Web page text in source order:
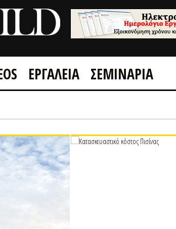
ΕΡΓΑΛΕΙΑ ΣΕΜΙΝΑΡΙΑ